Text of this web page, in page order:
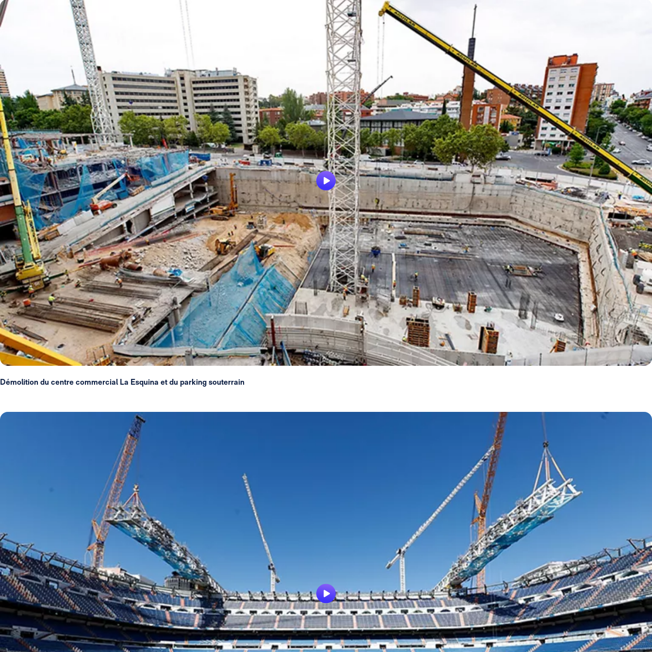
Démolition du centre commercial La Esquina et du parking souterrain